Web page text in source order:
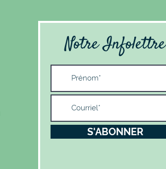
Notre Infolettre
S'ABONNER